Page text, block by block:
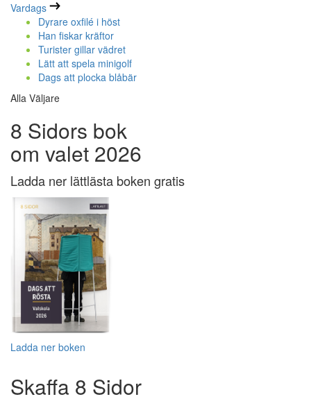
Vardags
Dyrare oxfilé i höst
Han fiskar kräftor
Turister gillar vädret
Lätt att spela minigolf
Dags att plocka blåbär
Alla Väljare
8 Sidors bok
om valet 2026
Ladda ner lättlästa boken gratis
Ladda ner boken
Skaffa 8 Sidor